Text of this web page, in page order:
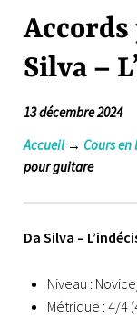
Silva –
13 décembre 2024
Accueil→Cours en
pour guitare
Da Silva –
Niveau :
Métrique : 4/4